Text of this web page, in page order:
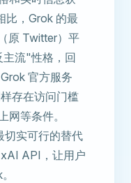
比，Grok 的最
原 Twitter）平
流"性格，回
官方服务
存在访问门槛
等条件。
切实可行的替代
API，让用户